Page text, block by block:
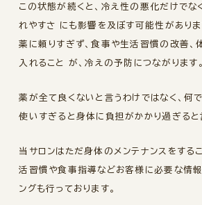
この状態が続くと、冷え性の悪化だけでな
れやすさ にも影響を及ぼす可能性がありま
薬に頼りすぎず、食事や生活習慣の改善、
入れること が、冷えの予防につながります。
薬が全て良くないと言うわけではなく、何で
使いすぎると身体に負担がかかり過ぎると
当サロンはただ身体のメンテナンスをする
活習慣や食事指導などお客様に必要な情報
ングも行っております。